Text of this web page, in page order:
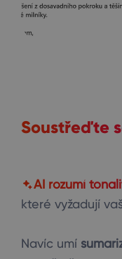
Soustřeďte
AI rozumí
které vyžadují
Navíc umí